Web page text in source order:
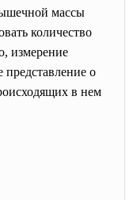
массы
количество
измерение
о
в нем